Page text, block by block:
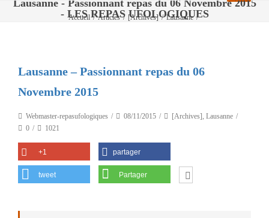
Lausanne - Passionnant repas du 06 Novembre 2015
- LES REPAS UFOLOGIQUES
Accueil / Articles / [Archives] / Lausanne /
Lausanne – Passionnant repas du 06
Novembre 2015
Webmaster-repasufologiques 08/11/2015 [Archives], Lausanne
0
1021
+1 partager
tweet Partager